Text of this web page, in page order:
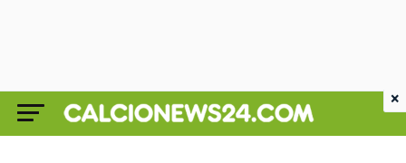
×